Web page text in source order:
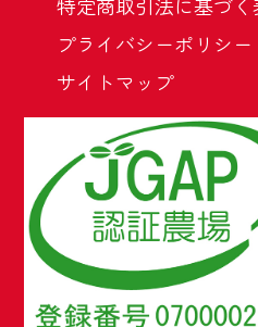
プライバシーポリシー
サイトマップ